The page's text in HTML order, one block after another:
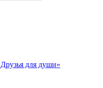
для души»